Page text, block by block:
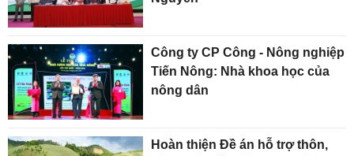
Công ty CP Công - Nông nghiệp
Tiến Nông: Nhà khoa học của
nông dân
Hoàn thiện Đề án hỗ trợ thôn,